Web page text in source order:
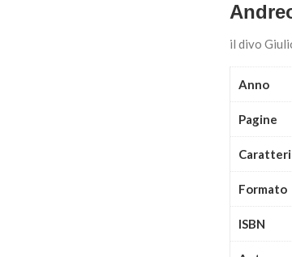
il divo
Anno
Pagine
Formato
ISBN